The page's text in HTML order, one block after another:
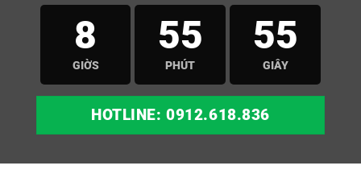
8
GIỜS
55
PHÚT
54
GIÂY
HOTLINE: 0912.618.836